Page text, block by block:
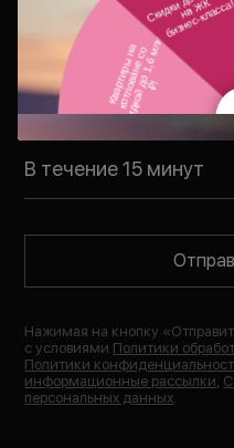
свяжется с Вами в
В течение 15 минут
Нажимая на кнопку «
с условиями Политики
Политики
информационные рассылки
персональных данных